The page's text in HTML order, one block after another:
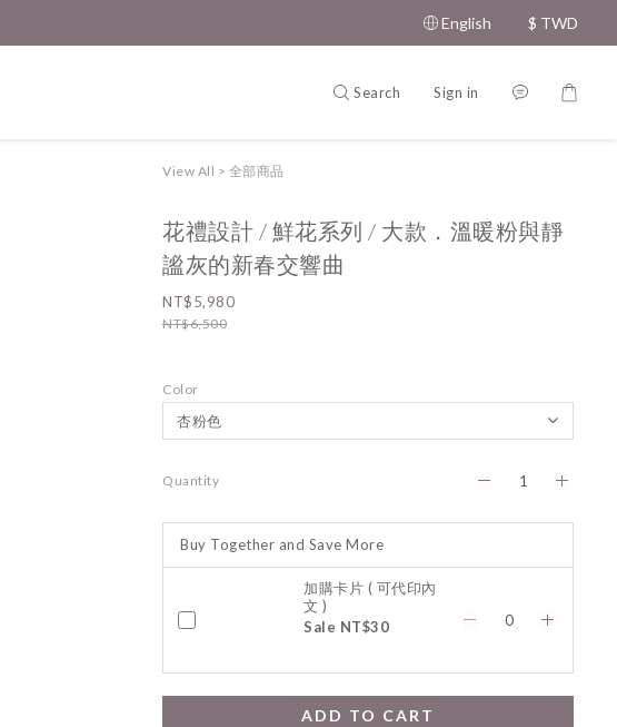
English $ TWD
Search Sign in
View All > 全部商品
花禮設計 / 鮮花系列 / 大款．溫暖粉與靜
謐灰的新春交響曲
NT$5,980
NT$6,500
Color
Quantity
Buy Together and Save More
加購卡片 ( 可代印內
文 )
Sale NT$30
ADD TO CART